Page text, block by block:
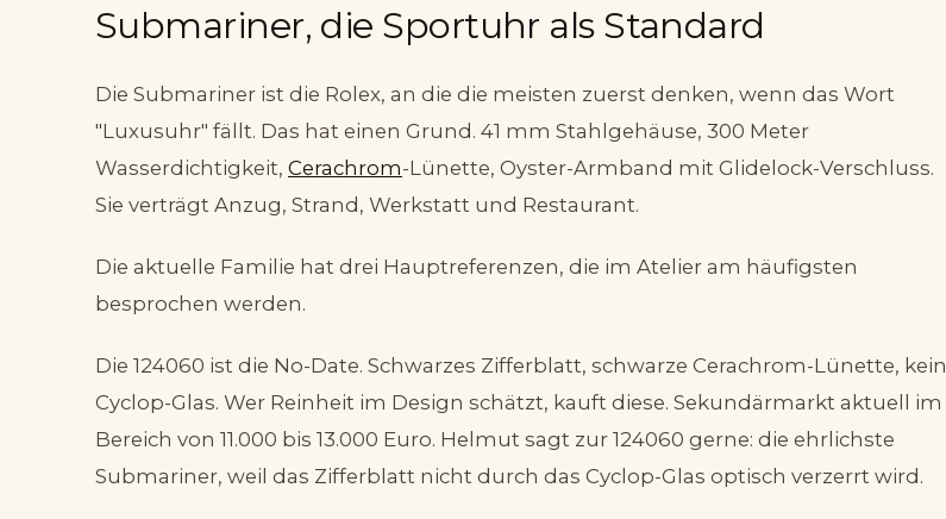
Submariner, die Sportuhr als Standard
Die Submariner ist die Rolex, an die die meisten zuerst denken, wenn das Wort
"Luxusuhr" fällt. Das hat einen Grund. 41 mm Stahlgehäuse, 300 Meter
Wasserdichtigkeit, Cerachrom-Lünette, Oyster-Armband mit Glidelock-Verschluss.
Sie verträgt Anzug, Strand, Werkstatt und Restaurant.
Die aktuelle Familie hat drei Hauptreferenzen, die im Atelier am häufigsten
besprochen werden.
Die 124060 ist die No-Date. Schwarzes Zifferblatt, schwarze Cerachrom-Lünette, kein
Cyclop-Glas. Wer Reinheit im Design schätzt, kauft diese. Sekundärmarkt aktuell im
Bereich von 11.000 bis 13.000 Euro. Helmut sagt zur 124060 gerne: die ehrlichste
Submariner, weil das Zifferblatt nicht durch das Cyclop-Glas optisch verzerrt wird.